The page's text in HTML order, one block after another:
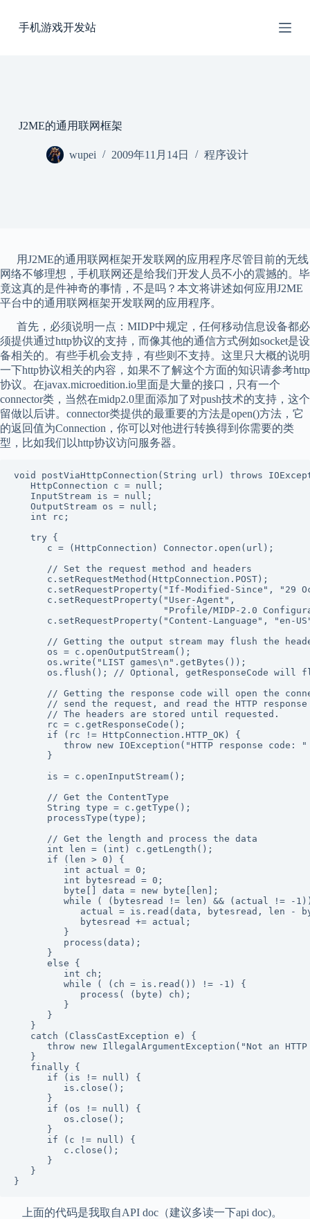
过
手机游戏开发站
J2ME的通用联网框架
wupei 2009年11月14日 程序设计
用J2ME的通用联网框架开发联网的应用程序尽管目前的无线
网络不够理想，手机联网还是给我们开发人员不小的震撼的。毕
竟这真的是件神奇的事情，不是吗？本文将讲述如何应用J2ME
平台中的通用联网框架开发联网的应用程序。
首先，必须说明一点：MIDP中规定，任何移动信息设备都必
须提供通过http协议的支持，而像其他的通信方式例如socket是设
备相关的。有些手机会支持，有些则不支持。这里只大概的说明
一下http协议相关的内容，如果不了解这个方面的知识请参考http
协议。在javax.microedition.io里面是大量的接口，只有一个
connector类，当然在midp2.0里面添加了对push技术的支持，这个
留做以后讲。connector类提供的最重要的方法是open()方法，它
的返回值为Connection，你可以对他进行转换得到你需要的类
型，比如我们以http协议访问服务器。
void postViaHttpConnection(String url) throws
   HttpConnection c = null;
   InputStream is = null;
   OutputStream os = null;
   int rc;
   try {
      c = (HttpConnection) Connector.open(url);
      // Set the request method and headers
      c.setRequestMethod(HttpConnection.POST);
c.setRequestProperty("If-Modified-Since", "29
      c.setRequestProperty("User-Agent",
"Profile/MIDP-2.0
c.setRequestProperty("Content-Language", "en-
// Getting the output stream may flush the
      os = c.openOutputStream();
      os.write("LIST games\n".getBytes());
os.flush(); // Optional, getResponseCode will
// Getting the response code will open the
// send the request, and read the HTTP response
      // The headers are stored until requested.
      rc = c.getResponseCode();
      if (rc != HttpConnection.HTTP_OK) {
throw new IOException("HTTP response code: "
      }
      is = c.openInputStream();
      // Get the ContentType
      String type = c.getType();
      processType(type);
      // Get the length and process the data
      int len = (int) c.getLength();
      if (len > 0) {
         int actual = 0;
         int bytesread = 0;
         byte[] data = new byte[len];
while ( (bytesread != len) && (actual != -
actual = is.read(data, bytesread, len -
            bytesread += actual;
         }
         process(data);
      }
      else {
         int ch;
         while ( (ch = is.read()) != -1) {
            process( (byte) ch);
         }
      }
   }
   catch (ClassCastException e) {
throw new IllegalArgumentException("Not an HTTP
   }
   finally {
      if (is != null) {
         is.close();
      }
      if (os != null) {
         os.close();
      }
      if (c != null) {
         c.close();
      }
   }
上面的代码是我取自API doc（建议多读一下api doc)。